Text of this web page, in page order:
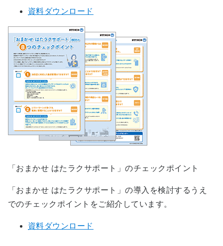
資料ダウンロード
「おまかせ はたラクサポート」のチェックポイント
「おまかせ はたラクサポート」の導入を検討するうえ
でのチェックポイントをご紹介しています。
資料ダウンロード